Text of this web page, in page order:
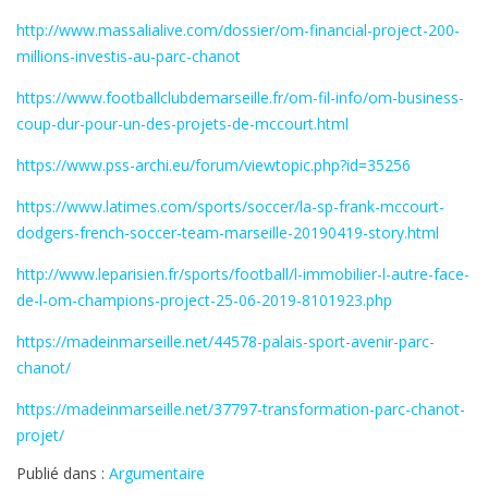
http://www.massalialive.com/dossier/om-financial-project-200-
millions-investis-au-parc-chanot
https://www.footballclubdemarseille.fr/om-fil-info/om-business-
coup-dur-pour-un-des-projets-de-mccourt.html
https://www.pss-archi.eu/forum/viewtopic.php?id=35256
https://www.latimes.com/sports/soccer/la-sp-frank-mccourt-
dodgers-french-soccer-team-marseille-20190419-story.html
http://www.leparisien.fr/sports/football/l-immobilier-l-autre-face-
de-l-om-champions-project-25-06-2019-8101923.php
https://madeinmarseille.net/44578-palais-sport-avenir-parc-
chanot/
https://madeinmarseille.net/37797-transformation-parc-chanot-
projet/
Publié dans : Argumentaire